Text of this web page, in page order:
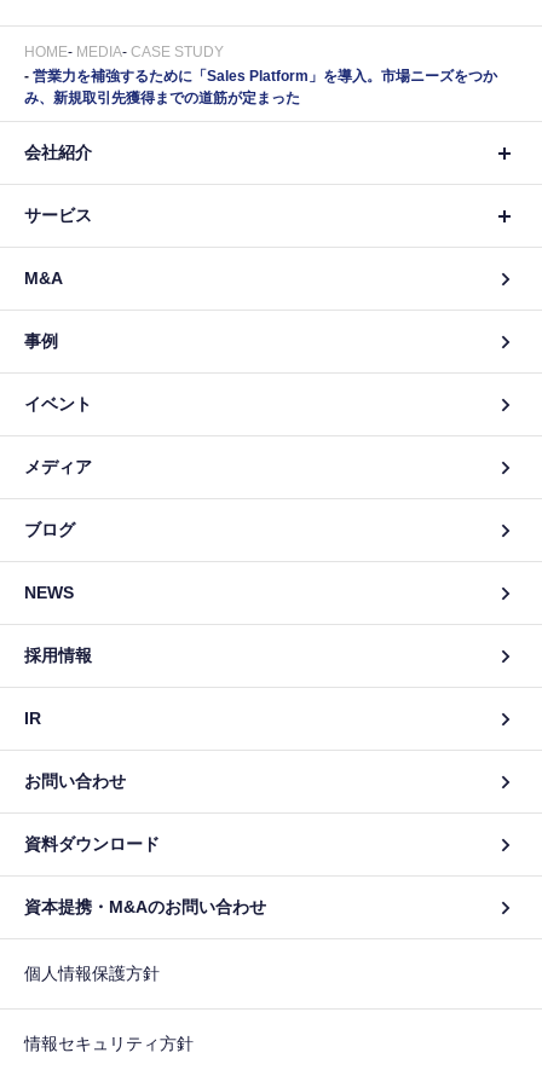
HOME MEDIA CASE STUDY
営業力を補強するために「Sales Platform」を導入。市場ニーズをつか
み、新規取引先獲得までの道筋が定まった
会社紹介
サービス
M&A
事例
イベント
メディア
ブログ
NEWS
採用情報
IR
お問い合わせ
資料ダウンロード
資本提携・M&Aのお問い合わせ
個人情報保護方針
情報セキュリティ方針